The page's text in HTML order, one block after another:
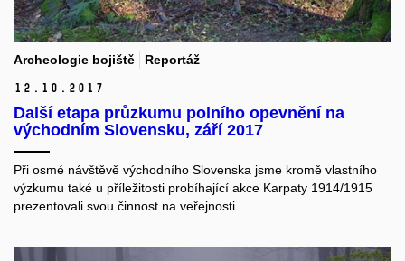
Archeologie bojiště Reportáž
12. 10. 2017
Další etapa průzkumu polního opevnění na
východním Slovensku, září 2017
Při osmé návštěvě východního Slovenska jsme kromě vlastního
výzkumu také u příležitosti probíhající akce Karpaty 1914/1915
prezentovali svou činnost na veřejnosti